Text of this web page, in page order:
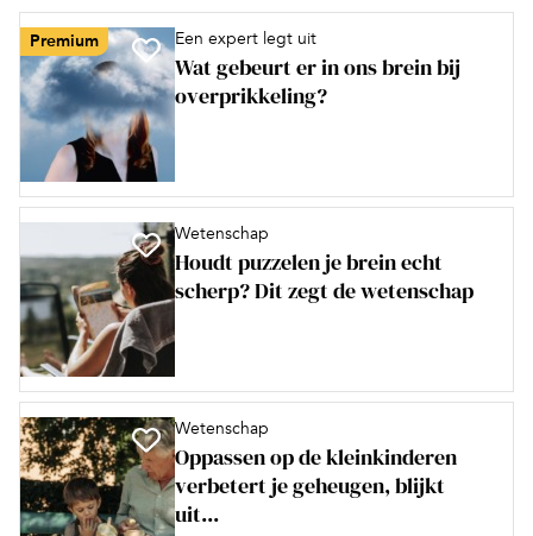
Premium Een expert legt uit
Wat gebeurt er in ons brein bij
overprikkeling?
Wetenschap
Houdt puzzelen je brein echt
scherp? Dit zegt de wetenschap
Wetenschap
Oppassen op de kleinkinderen
verbetert je geheugen, blijkt
uit...